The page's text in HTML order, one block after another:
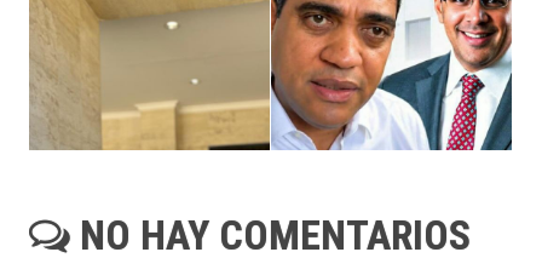
NO HAY COMENTARIOS